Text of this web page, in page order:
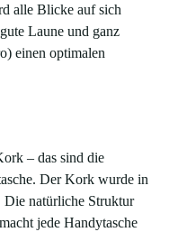
alle Blicke auf sich
Laune und ganz
einen optimalen
– das sind die
Der Kork wurde in
Die natürliche Struktur
jede Handytasche